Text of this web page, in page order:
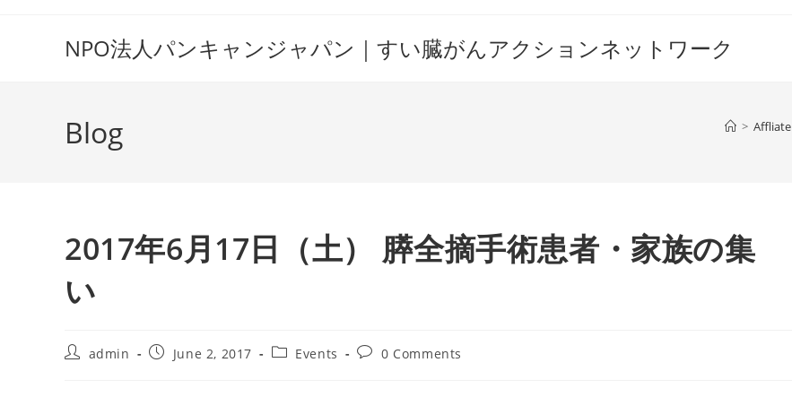
NPO法人パンキャンジャパン｜すい臓がんアクションネットワーク
Blog > Affliate
2017年6月17日（土） 膵全摘手術患者・家族の集
い
Postadmin
PostJune 2, 2017
PostEvents
Post0 Comments